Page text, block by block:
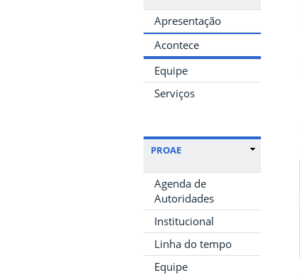
Apresentação
Acontece
Equipe
Serviços
PROAE
Agenda de
Autoridades
Institucional
Linha do tempo
Equipe